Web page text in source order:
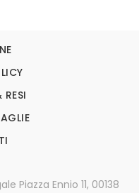
RESI
Piazza Ennio 11, 00138